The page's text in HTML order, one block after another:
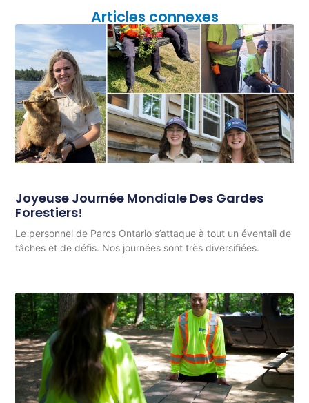
Articles connexes
Joyeuse Journée Mondiale Des Gardes
Forestiers!
Le personnel de Parcs Ontario s’attaque à tout un éventail de
tâches et de défis. Nos journées sont très diversifiées.